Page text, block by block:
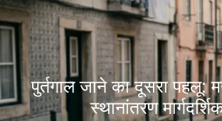
पुर्तगाल जाने का दूसरा पहलू:
स्थानांतरण